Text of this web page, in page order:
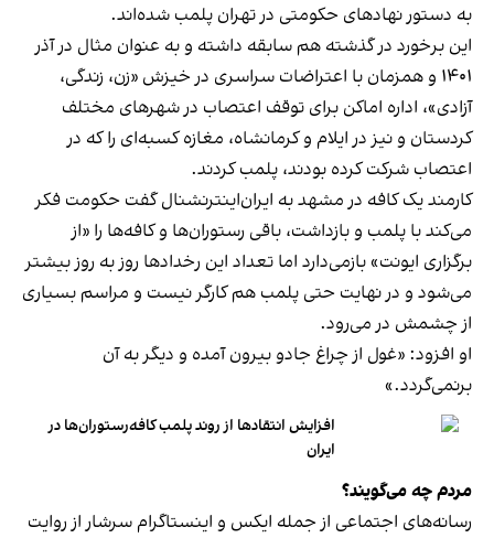
به دستور نهادهای حکومتی در تهران پلمب شده‌اند.
این برخورد در گذشته هم سابقه داشته و به عنوان مثال در آذر
۱۴۰۱ و همزمان با اعتراضات سراسری در خیزش «زن، زندگی،
آزادی»، اداره اماکن برای توقف اعتصاب در شهرهای مختلف
کردستان و نیز در ایلام و کرمانشاه، مغازه کسبه‌ای را که در
اعتصاب شرکت کرده بودند، پلمب کردند.
کارمند یک کافه در مشهد به ایران‌اینترنشنال گفت حکومت فکر
می‌کند با پلمب و بازداشت، باقی رستوران‌ها و کافه‌ها را «از
برگزاری ایونت» بازمی‌دارد اما تعداد این رخدادها روز به روز بیشتر
می‌شود و در نهایت حتی پلمب هم کارگر نیست و مراسم بسیاری
از چشمش در می‌رود.
او افزود: «غول از چراغ جادو بیرون آمده و دیگر به آن
برنمی‎‌گردد.»
افزایش انتقادها از روند پلمب کافه‌رستوران‌ها در
ایران
مردم چه می‌گویند؟
رسانه‎‌های اجتماعی از جمله ایکس و اینستاگرام سرشار از روایت